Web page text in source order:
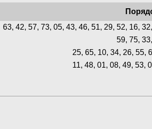
63, 42, 57, 73, 05, 43, 46, 51, 29, 52, 16,
59, 75,
25, 65, 10, 34, 26, 55,
11, 48, 01, 08, 49, 53,